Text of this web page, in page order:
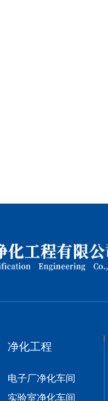
净化工程
电子厂净化车间
实验室净化车间